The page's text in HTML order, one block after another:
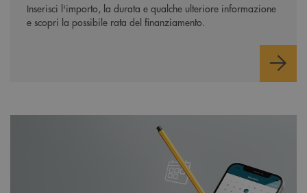
Inserisci l'importo, la durata e qualche ulteriore informazione
e scopri la possibile rata del finanziamento.